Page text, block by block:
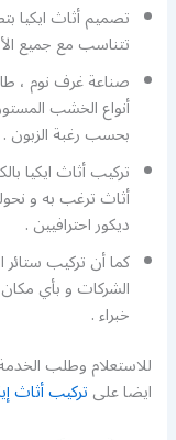
تتناسب مع جميع
صناعة غرف نوم ،
أنواع الخشب
بحسب رغبة الزبون .
تركيب أثاث ايكيا
أثاث ترغب به و
ديكور احترافيين .
كما أن تركيب ستائر
الشركات و بأي
خبراء .
للاستعلام وطلب
ايضا علىتركيب أثاث